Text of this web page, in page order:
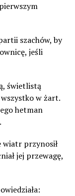
szachów, by
jeśli
świetlistą
w żart.
hetman
wiatr przynosił
jej przewagę,